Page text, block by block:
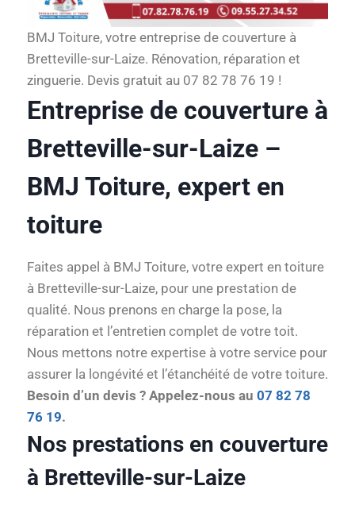
BMJ Toiture, votre entreprise de couverture à
Bretteville-sur-Laize. Rénovation, réparation et
zinguerie. Devis gratuit au 07 82 78 76 19 !
Entreprise de couverture à
Bretteville-sur-Laize –
BMJ Toiture, expert en
toiture
Faites appel à BMJ Toiture, votre expert en toiture
à Bretteville-sur-Laize, pour une prestation de
qualité. Nous prenons en charge la pose, la
réparation et l’entretien complet de votre toit.
Nous mettons notre expertise à votre service pour
assurer la longévité et l’étanchéité de votre toiture.
Besoin d’un devis ? Appelez-nous au 07 82 78
76 19.
Nos prestations en couverture
à Bretteville-sur-Laize